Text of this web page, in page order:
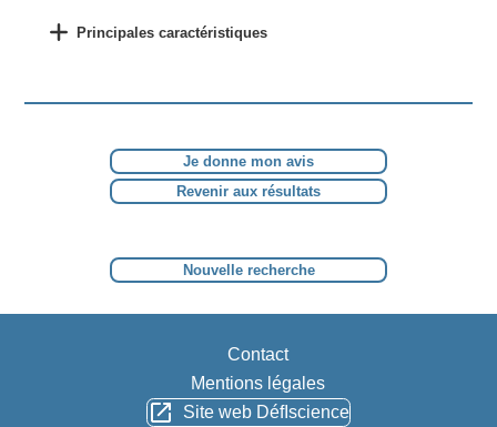
Principales caractéristiques
Je donne mon avis
Revenir aux résultats
Nouvelle recherche
Contact
Mentions légales
Site web DéfIscience